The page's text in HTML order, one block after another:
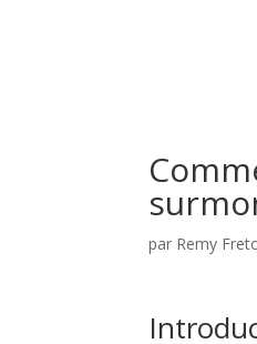
par Remy